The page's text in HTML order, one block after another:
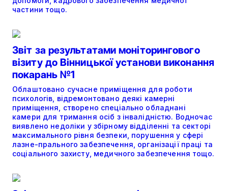
частини тощо.
Звіт за результатами моніторингового
візиту до Вінницької установи виконання
покарань №1
Облаштовано сучасне приміщення для роботи
психологів, відремонтовано деякі камерні
приміщення, створено спеціально обладнані
камери для тримання осіб з інвалідністю. Водночас
виявлено недоліки у збірному відділенні та секторі
максимального рівня безпеки, порушення у сфері
лазне-прального забезпечення, організації праці та
соціального захисту, медичного забезпечення тощо.